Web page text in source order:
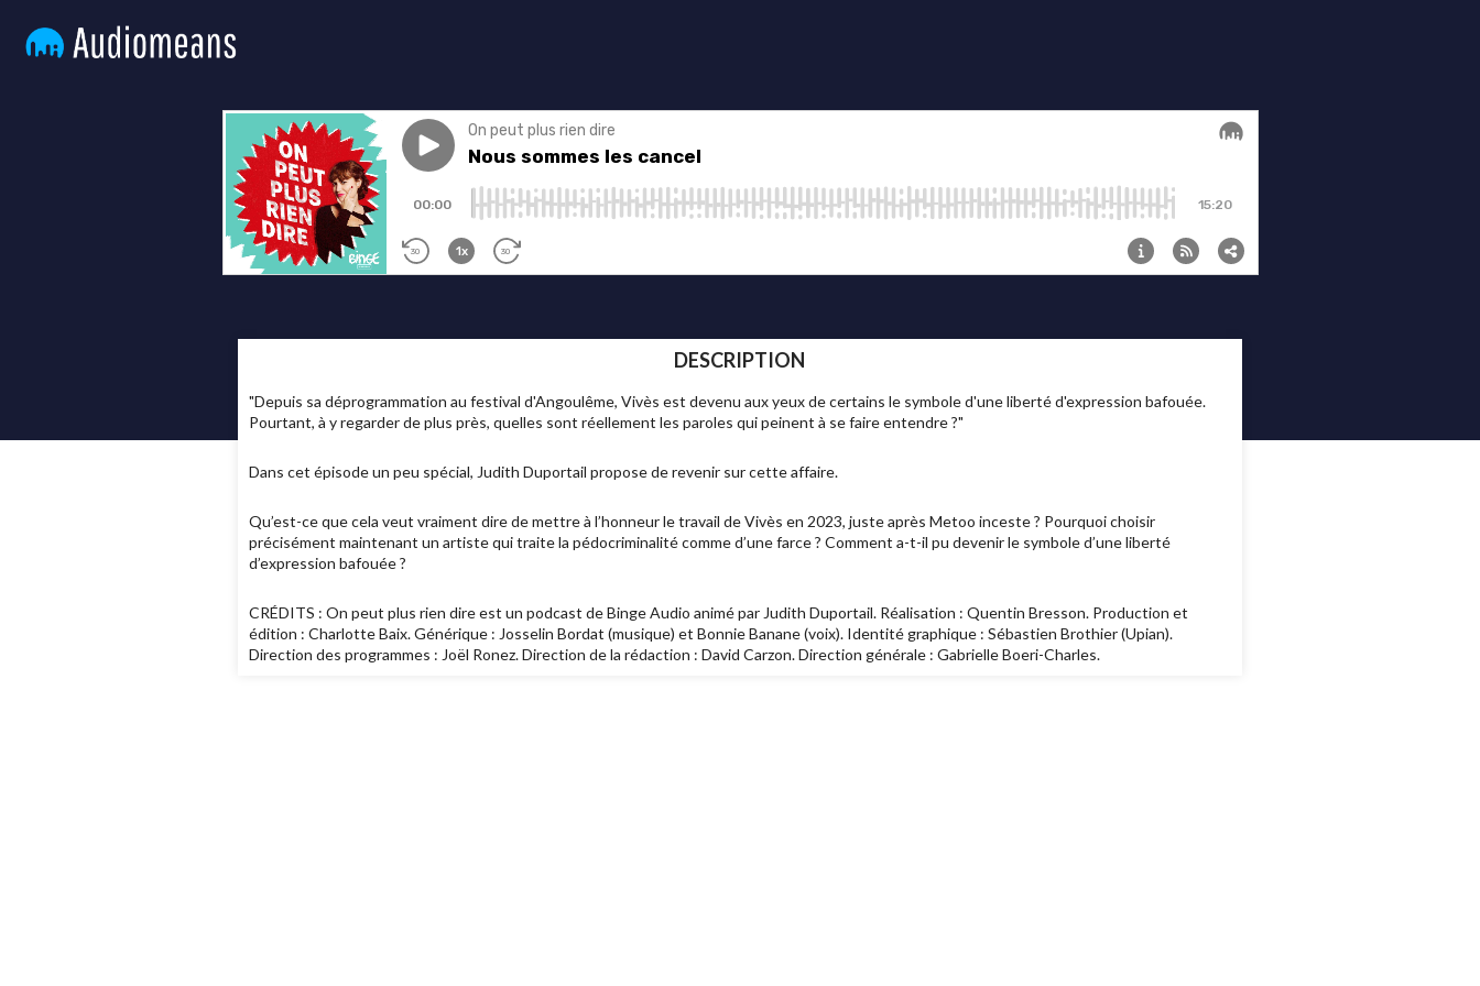
DESCRIPTION
"Depuis sa déprogrammation au festival d'Angoulême, Vivès est devenu aux yeux de certains le symbole d'une liberté d'expression bafouée.
Pourtant, à y regarder de plus près, quelles sont réellement les paroles qui peinent à se faire entendre ?"
Dans cet épisode un peu spécial, Judith Duportail propose de revenir sur cette affaire.
Qu’est-ce que cela veut vraiment dire de mettre à l’honneur le travail de Vivès en 2023, juste après Metoo inceste ? Pourquoi choisir
précisément maintenant un artiste qui traite la pédocriminalité comme d’une farce ? Comment a-t-il pu devenir le symbole d’une liberté
d’expression bafouée ?
CRÉDITS : On peut plus rien dire est un podcast de Binge Audio animé par Judith Duportail. Réalisation : Quentin Bresson. Production et
édition : Charlotte Baix. Générique : Josselin Bordat (musique) et Bonnie Banane (voix). Identité graphique : Sébastien Brothier (Upian).
Direction des programmes : Joël Ronez. Direction de la rédaction : David Carzon. Direction générale : Gabrielle Boeri-Charles.